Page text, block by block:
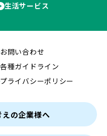
生活サービス
お問い合わせ
各種ガイドライン
プライバシーポリシー
の企業様へ